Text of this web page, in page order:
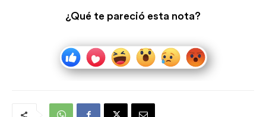
¿Qué te pareció esta nota?